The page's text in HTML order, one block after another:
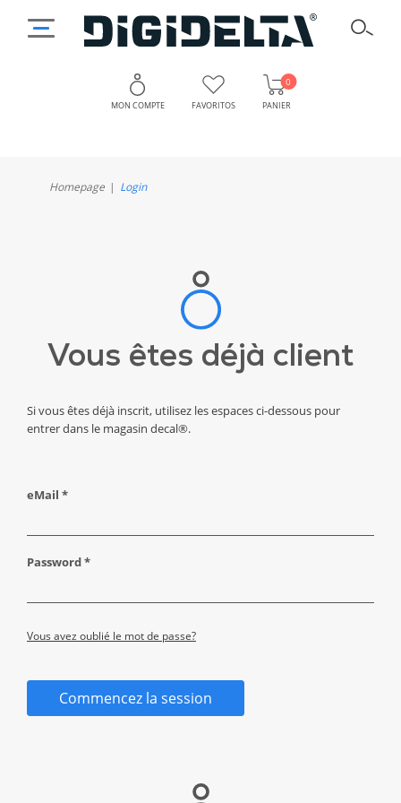
MON COMPTE FAVORITOS PANIER
0
Homepage Login
Vous êtes déjà client
Si vous êtes déjà inscrit, utilisez les espaces ci-dessous pour
entrer dans le magasin decal®.
eMail *
Password *
Vous avez oublié le mot de passe?
Commencez la session